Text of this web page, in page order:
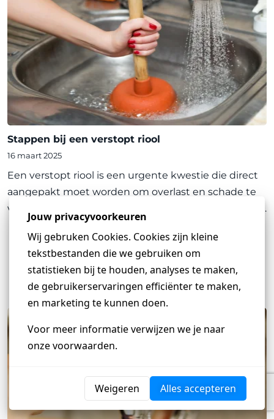
Stappen bij een verstopt riool
16 maart 2025
Een verstopt riool is een urgente kwestie die direct
aangepakt moet worden om overlast en schade te
voorkomen. Gelukkig zijn er effectieve stappen die je
kunt nemen om een verstopt riool snel te
ontstoppen. In dit artikel bespreken we enkele
praktische me
ARTIKEL LEZEN